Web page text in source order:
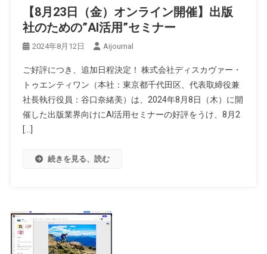
【8月23日（金）オンライン開催】出版
社のための”AI活用”セミナー
2024年8月12日 Aijournal
ご好評につき、追加日程決定！ 株式会社ディスカヴァー・
トゥエンティワン（本社：東京都千代田区、代表取締役兼
社長執行役員：谷口奈緒美）は、2024年8月8日（木）に開
催した出版業界向けにAI活用セミナーの好評をうけ、8月2
[…]
続きを見る、読む